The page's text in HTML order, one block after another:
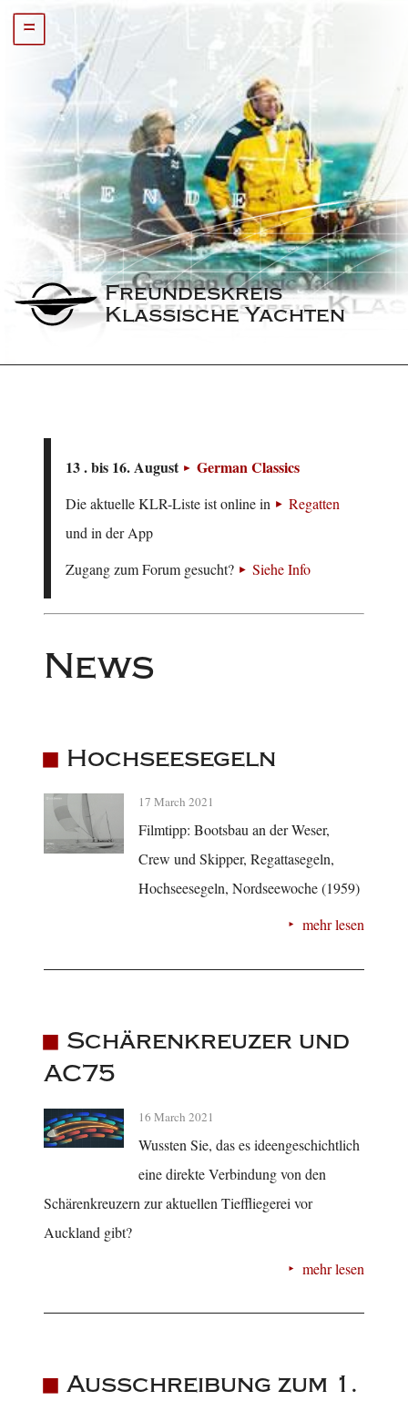
=
Freundeskreis
Klassische Yachten
13 . bis 16. August German Classics
Die aktuelle KLR-Liste ist online in
Regatten
und in der App
Zugang zum Forum gesucht?
Siehe Info
News
Hochseesegeln
17 March 2021
Filmtipp: Bootsbau an der Weser,
Crew und Skipper, Regattasegeln,
Hochseesegeln, Nordseewoche (1959)
mehr lesen
Schärenkreuzer und
AC75
16 March 2021
Wussten Sie, das es ideengeschichtlich
eine direkte Verbindung von den
Schärenkreuzern zur aktuellen Tieffliegerei vor
Auckland gibt?
mehr lesen
Ausschreibung zum 1.